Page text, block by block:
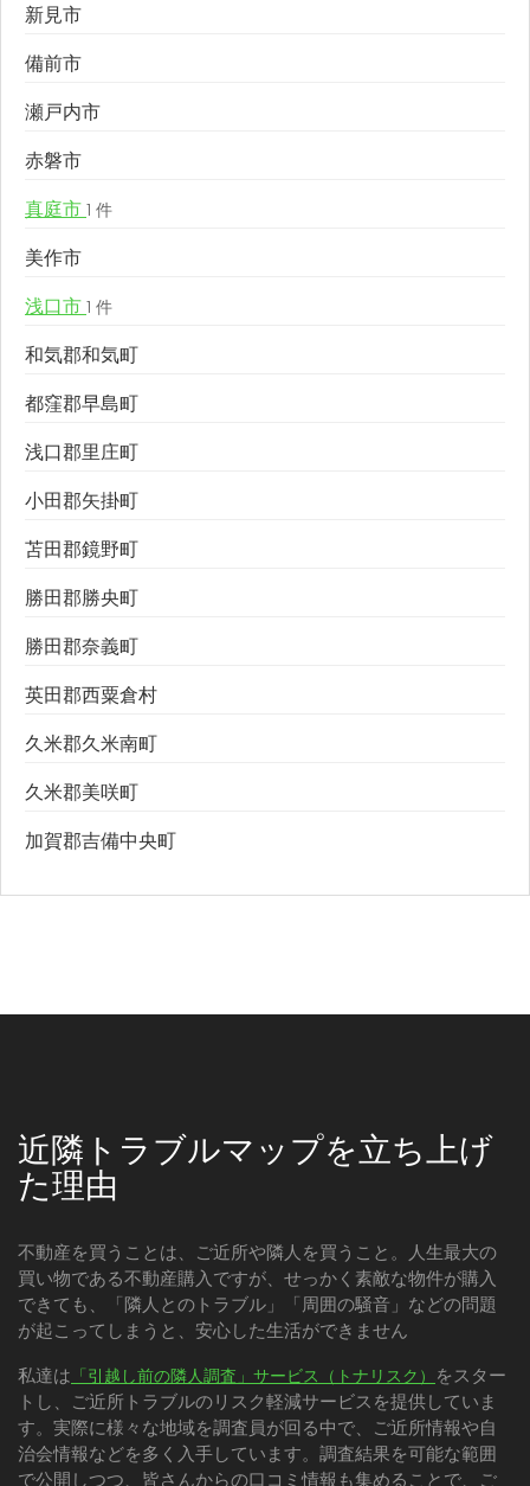
新見市
備前市
瀬戸内市
赤磐市
真庭市 1 件
美作市
浅口市 1 件
和気郡和気町
都窪郡早島町
浅口郡里庄町
小田郡矢掛町
苫田郡鏡野町
勝田郡勝央町
勝田郡奈義町
英田郡西粟倉村
久米郡久米南町
久米郡美咲町
加賀郡吉備中央町
近隣トラブルマップを立ち上げ
た理由
不動産を買うことは、ご近所や隣人を買うこと。人生最大の
買い物である不動産購入ですが、せっかく素敵な物件が購入
できても、「隣人とのトラブル」「周囲の騒音」などの問題
が起こってしまうと、安心した生活ができません
私達は 「引越し前の隣人調査」サービス（トナリスク） をスター
トし、ご近所トラブルのリスク軽減サービスを提供していま
す。実際に様々な地域を調査員が回る中で、ご近所情報や自
治会情報などを多く入手しています。調査結果を可能な範囲
で公開しつつ、皆さんからの口コミ情報も集めることで、ご